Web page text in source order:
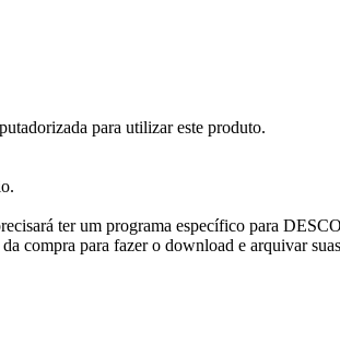
para utilizar este produto.
ter um programa específico para
compra para fazer o download e arquivar